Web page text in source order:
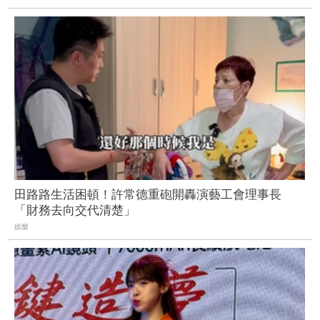
田路路生活困頓！許常德重砲開轟演藝工會理事長
「財務去向交代清楚」
娛樂